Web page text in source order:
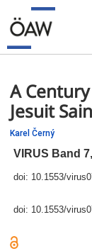
A
Jesuit
Karel Černý
VIRUS Band 7,
doi: 10.1553/
doi: 10.1553/